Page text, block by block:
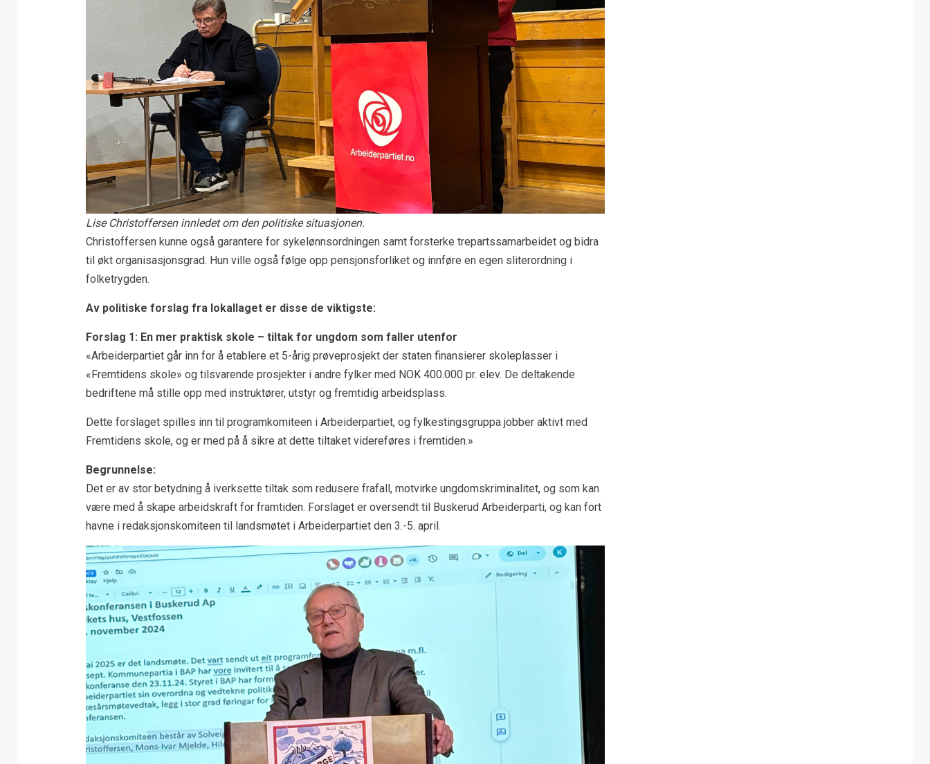
Lise Christoffersen innledet om den politiske situasjonen.
Christoffersen kunne også garantere for sykelønnsordningen samt forsterke trepartssamarbeidet og bidra
til økt organisasjonsgrad. Hun ville også følge opp pensjonsforliket og innføre en egen sliterordning i
folketrygden.
Av politiske forslag fra lokallaget er disse de viktigste:
Forslag 1: En mer praktisk skole – tiltak for ungdom som faller utenfor
«Arbeiderpartiet går inn for å etablere et 5-årig prøveprosjekt der staten finansierer skoleplasser i
«Fremtidens skole» og tilsvarende prosjekter i andre fylker med NOK 400.000 pr. elev. De deltakende
bedriftene må stille opp med instruktører, utstyr og fremtidig arbeidsplass.
Dette forslaget spilles inn til programkomiteen i Arbeiderpartiet, og fylkestingsgruppa jobber aktivt med
Fremtidens skole, og er med på å sikre at dette tiltaket videreføres i fremtiden.»
Begrunnelse:
Det er av stor betydning å iverksette tiltak som redusere frafall, motvirke ungdomskriminalitet, og som kan
være med å skape arbeidskraft for framtiden. Forslaget er oversendt til Buskerud Arbeiderparti, og kan fort
havne i redaksjonskomiteen til landsmøtet i Arbeiderpartiet den 3.-5. april.